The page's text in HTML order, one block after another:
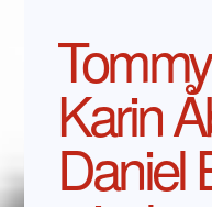
Karin
Daniel